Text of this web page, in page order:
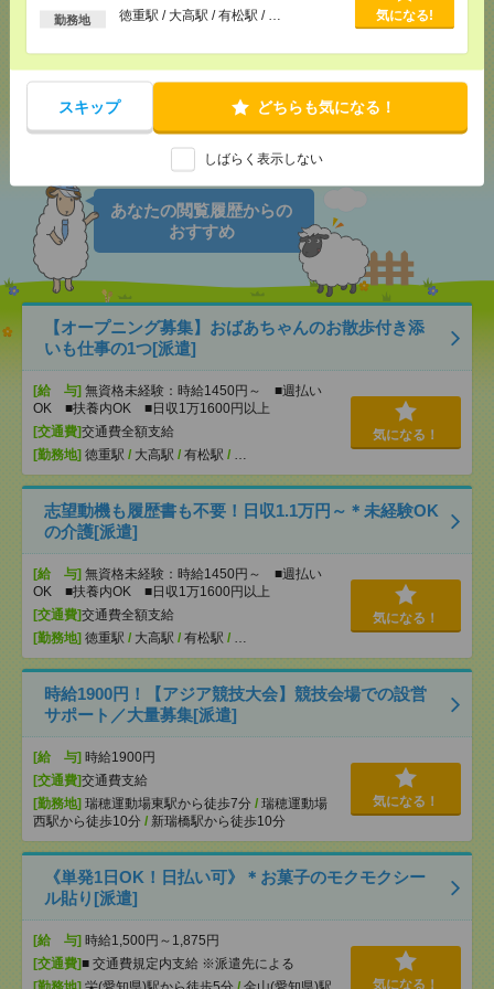
以上
勤務地 徳重駅 / 大高駅 / 有松駅 / … 気になる!
スキップ どちらも気になる！
しばらく表示しない
メールで送る LINEで送る
あなたの閲覧履歴からの
おすすめ
【オープニング募集】おばあちゃんのお散歩付き添
いも仕事の1つ[派遣]
[給 与] 無資格未経験：時給1450円～ ■週払い
OK ■扶養内OK ■日収1万1600円以上
[交通費]交通費全額支給
[勤務地] 徳重駅 / 大高駅 / 有松駅 / …
気になる！
志望動機も履歴書も不要！日収1.1万円～＊未経験OK
の介護[派遣]
[給 与] 無資格未経験：時給1450円～ ■週払い
OK ■扶養内OK ■日収1万1600円以上
[交通費]交通費全額支給
[勤務地] 徳重駅 / 大高駅 / 有松駅 / …
気になる！
時給1900円！【アジア競技大会】競技会場での設営
サポート／大量募集[派遣]
[給 与] 時給1900円
[交通費]交通費支給
[勤務地] 瑞穂運動場東駅から徒歩7分 / 瑞穂運動場
西駅から徒歩10分 / 新瑞橋駅から徒歩10分
気になる！
《単発1日OK！日払い可》＊お菓子のモクモクシー
ル貼り[派遣]
[給 与] 時給1,500円～1,875円
[交通費]■ 交通費規定内支給 ※派遣先による
気になる！